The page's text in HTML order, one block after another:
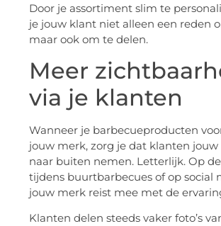
Door je assortiment slim te
je jouw klant niet alleen een reden
maar ook om te delen.
Meer
via je klanten
Wanneer je barbecueproducten
jouw merk, zorg je dat klanten
naar buiten nemen. Letterlijk. Op
tijdens buurtbarbecues of op social
jouw merk reist mee met de
Klanten delen steeds vaker foto’s